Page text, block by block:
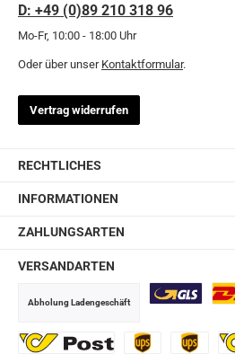
D: +49 (0)89 210 318 96
Mo-Fr, 10:00 - 18:00 Uhr
Oder über unser Kontaktformular.
Vertrag widerrufen
RECHTLICHES
INFORMATIONEN
ZAHLUNGSARTEN
VERSANDARTEN
Abholung Ladengeschäft